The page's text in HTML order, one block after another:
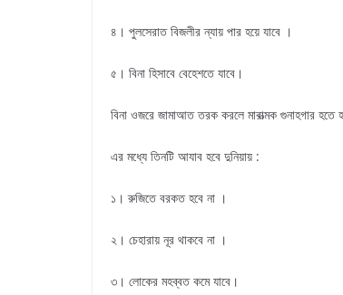
৪। পুলসেরাত বিজলীর ন্যায় পার হয়ে যাবে ।
৫। বিনা হিসাবে বেহেশতে যাবে।
বিনা ওজরে জামাআত তরক করলে মারাত্মক গুনাহগার
এর মধ্যে তিনটি আযাব হবে দুনিয়ায় :
১। রুজিতে বরকত হবে না ।
২। চেহারায় নূর থাকবে না ।
৩। লোকের মহব্বত কমে যাবে।